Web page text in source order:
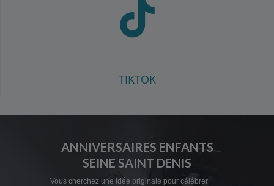
TIKTOK
ANNIVERSAIRES ENFANTS
SEINE SAINT DENIS
Vous cherchez une idée originale pour célébrer